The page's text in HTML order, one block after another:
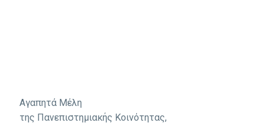
Αγαπητά Μέλη
της Πανεπιστημιακής Κοινότητας,